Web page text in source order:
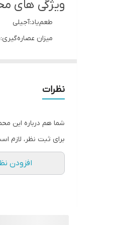
ویژگی های
طعم‌یاد:آجیلی
میزان عصاره‌گیری:مناسب برای 110
درجه
اسیدیته:کم
میزان تلخی:بالا
دم‌افزار
تعداد در هر بسته‌بندی:10
رنگ‌
نظرات
شما هم درباره این
برای ثبت نظر، لازم
افزودن